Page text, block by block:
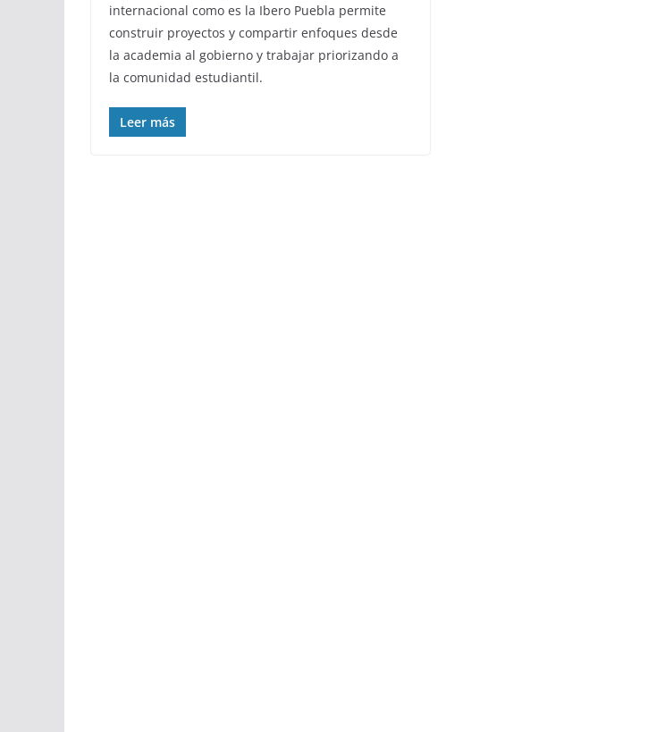
internacional como es la Ibero Puebla permite
construir proyectos y compartir enfoques desde
la academia al gobierno y trabajar priorizando a
la comunidad estudiantil.
Leer más